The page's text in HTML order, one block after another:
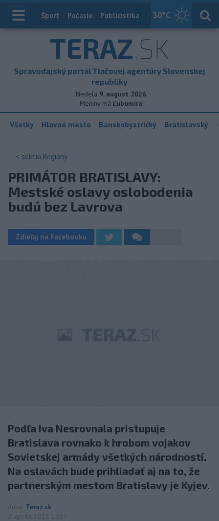
30°C
Index
Šport Počasie Publicistika Slovensko
TERAZ.SK
Spravodajský portál Tlačovej agentúry Slovenskej
republiky
Nedela 9. august 2026
Meniny má Ľubomíra
Všetky Hlavné mesto Banskobystrický Bratislavský
< sekcia Regióny
PRIMÁTOR BRATISLAVY:
Mestské oslavy oslobodenia
budú bez Lavrova
Zdieľaj na Facebooku
Podľa Iva Nesrovnala pristupuje
Bratislava rovnako k hrobom vojakov
Sovietskej armády všetkých národností.
Na oslavách bude prihliadať aj na to, že
partnerským mestom Bratislavy je Kyjev.
Autor Teraz.sk
2. apríla 2015 15:55